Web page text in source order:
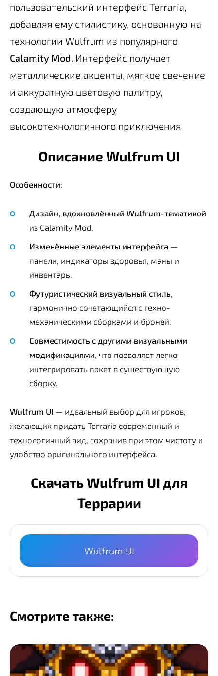
пользовательский интерфейс Terraria,
добавляя ему стилистику, основанную на
технологии Wulfrum из популярного
Calamity Mod . Интерфейс получает
металлические акценты, мягкое свечение
и аккуратную цветовую палитру,
создающую атмосферу
высокотехнологичного приключения.
Описание Wulfrum UI
Особенности:
Дизайн, вдохновлённый Wulfrum-тематикой
из Calamity Mod.
Изменённые элементы интерфейса —
панели, индикаторы здоровья, маны и
инвентарь.
Футуристический визуальный стиль
гармонично сочетающийся с техно-
механическими сборками и бронёй.
Совместимость с другими визуальными
модификациями , что позволяет легко
интегрировать пакет в существующую
сборку.
Wulfrum UI — идеальный выбор для игроков,
желающих придать Terraria современный и
технологичный вид, сохранив при этом чистоту и
удобство оригинального интерфейса.
Скачать Wulfrum UI для
Террарии
Wulfrum UI
Смотрите также: